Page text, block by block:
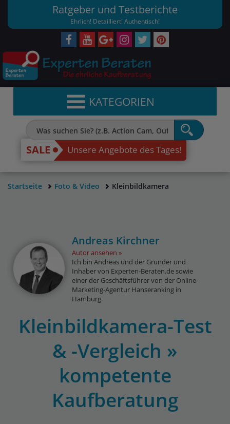
Ratgeber und Testberichte
Ehrlich! Detailliert! Authentisch!
KATEGORIEN
SALE Unsere Angebote des Tages!
Startseite Foto & Video Kleinbildkamera
Andreas Kirchner
Autor ansehen
Ich bin Andreas und der Gründer und
Inhaber von Experten-Beraten.de sowie
einer der Geschäftsführer von der Online-
Marketing-Agentur Hanseranking in
Hamburg.
Kleinbildkamera-Test
& -Vergleich »
kompetente
Kaufberatung